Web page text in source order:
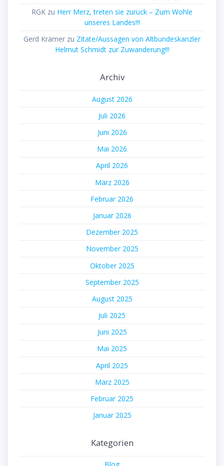
RGK zu Herr Merz, treten sie zurück – Zum Wohle
unseres Landes!!!
Gerd Krämer zu Zitate/Aussagen von Altbundeskanzler
Helmut Schmidt zur Zuwanderung!!!
Archiv
August 2026
Juli 2026
Juni 2026
Mai 2026
April 2026
März 2026
Februar 2026
Januar 2026
Dezember 2025
November 2025
Oktober 2025
September 2025
August 2025
Juli 2025
Juni 2025
Mai 2025
April 2025
März 2025
Februar 2025
Januar 2025
Kategorien